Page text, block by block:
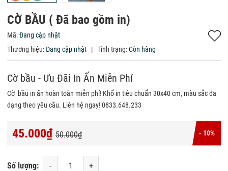
CỜ BẦU ( Đã bao gồm in)
Mã:Đang cập nhật
Thương hiệu:Đang cập nhật | Tình trạng:Còn hàng
Cờ bầu - Ưu Đãi In Ấn Miễn Phí
Cờ bầu in ấn hoàn toàn miễn phí! Khổ in tiêu chuẩn 30x40 cm, màu sắc đa
dạng theo yêu cầu. Liên hệ ngay! 0833.648.233
45.000₫ 50.000₫ - 10%
Số lượng: - +